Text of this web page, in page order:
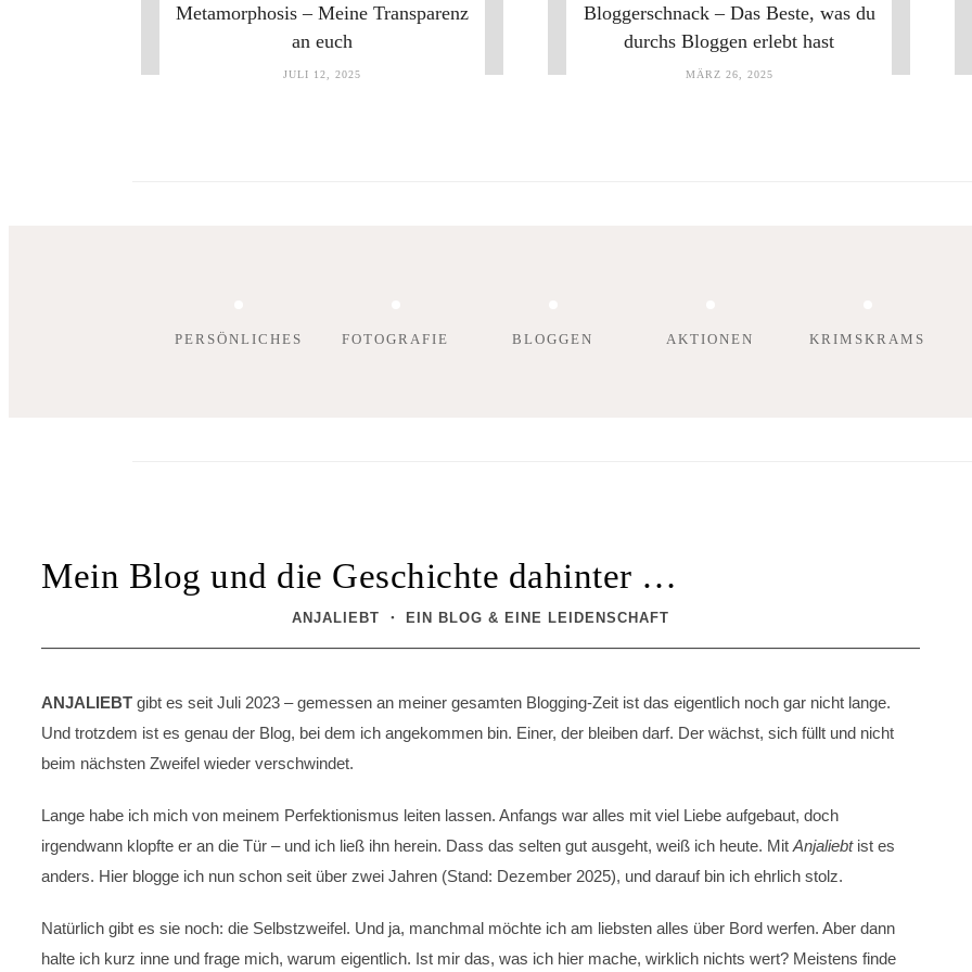
Metamorphosis – Meine Transparenz
an euch
JULI 12, 2025
Bloggerschnack – Das Beste, was du
durchs Bloggen erlebt hast
MÄRZ 26, 2025
PERSÖNLICHES FOTOGRAFIE BLOGGEN AKTIONEN KRIMSKRAMS
Mein Blog und die Geschichte dahinter …
ANJALIEBT ・ EIN BLOG & EINE LEIDENSCHAFT
ANJALIEBT gibt es seit Juli 2023 – gemessen an meiner gesamten Blogging-Zeit ist das eigentlich noch gar nicht lange.
Und trotzdem ist es genau der Blog, bei dem ich angekommen bin. Einer, der bleiben darf. Der wächst, sich füllt und nicht
beim nächsten Zweifel wieder verschwindet.
Lange habe ich mich von meinem Perfektionismus leiten lassen. Anfangs war alles mit viel Liebe aufgebaut, doch
irgendwann klopfte er an die Tür – und ich ließ ihn herein. Dass das selten gut ausgeht, weiß ich heute. Mit Anjaliebtist es
anders. Hier blogge ich nun schon seit über zwei Jahren (Stand: Dezember 2025), und darauf bin ich ehrlich stolz.
Natürlich gibt es sie noch: die Selbstzweifel. Und ja, manchmal möchte ich am liebsten alles über Bord werfen. Aber dann
halte ich kurz inne und frage mich, warum eigentlich. Ist mir das, was ich hier mache, wirklich nichts wert? Meistens finde